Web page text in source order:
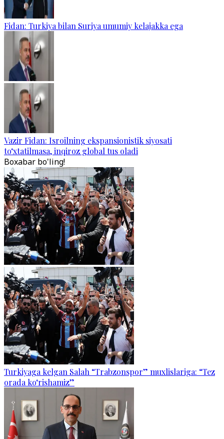
Fidan: Turkiya bilan Suriya umumiy kelajakka ega
Vazir Fidan: Isroilning ekspansionistik siyosati
to‘xtatilmasa, inqiroz global tus oladi
Boxabar bo'ling!
Turkiyaga kelgan Salah “Trabzonspor” muxlislariga: “Tez
orada ko‘rishamiz”